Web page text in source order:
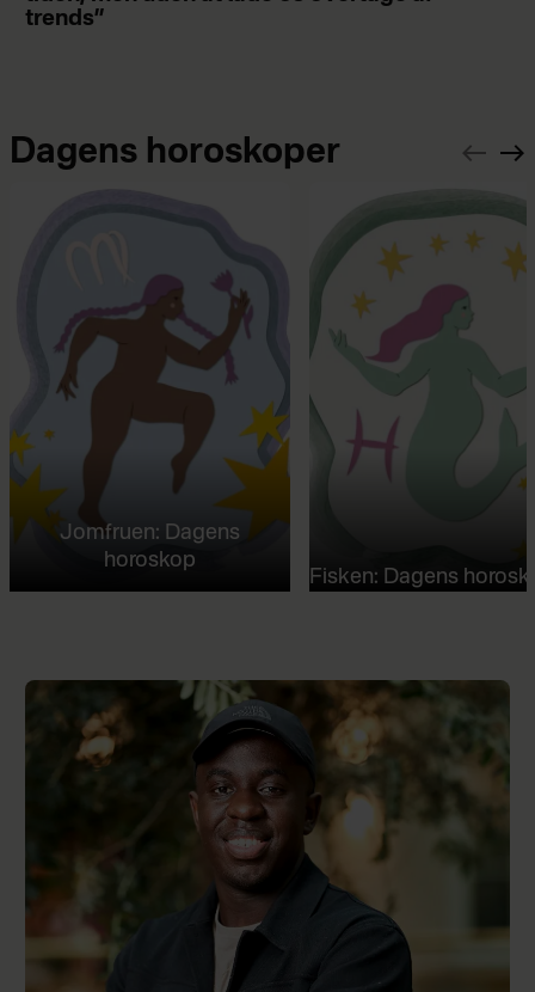
trends”
Dagens horoskoper
Jomfruen: Dagens
horoskop
Fisken: Dagens